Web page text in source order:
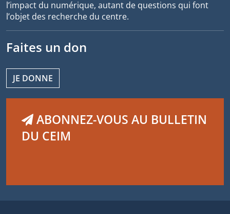
l’impact du numérique, autant de questions qui font
l’objet des recherche du centre.
Faites un don
JE DONNE
ABONNEZ-VOUS AU BULLETIN
DU CEIM